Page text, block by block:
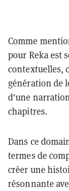
Comme
pour Reka est
contextuelles,
génération de
d'une
chapitres.
Dans ce
termes de
créer une
résonnante